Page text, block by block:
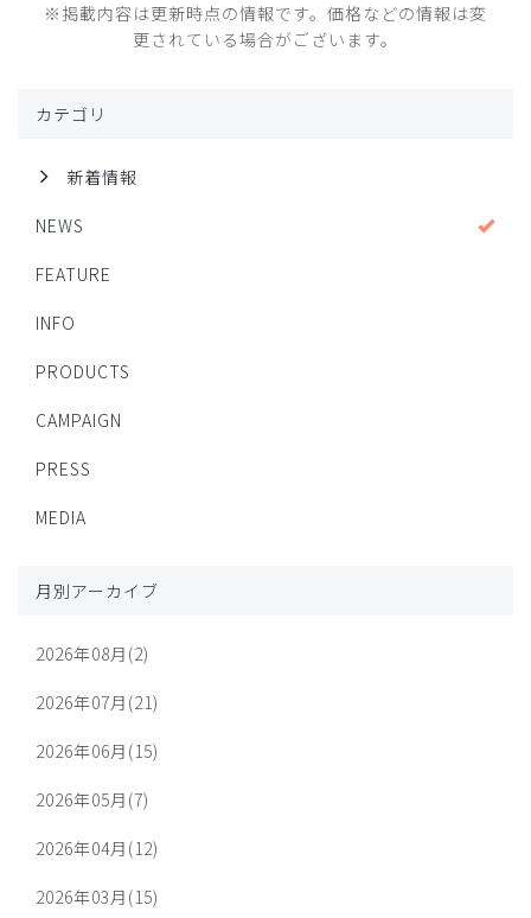
※掲載内容は更新時点の情報です。価格などの情報は変
更されている場合がございます。
カテゴリ
新着情報
NEWS
FEATURE
INFO
PRODUCTS
CAMPAIGN
PRESS
MEDIA
月別アーカイブ
2026年08月(2)
2026年07月(21)
2026年06月(15)
2026年05月(7)
2026年04月(12)
2026年03月(15)